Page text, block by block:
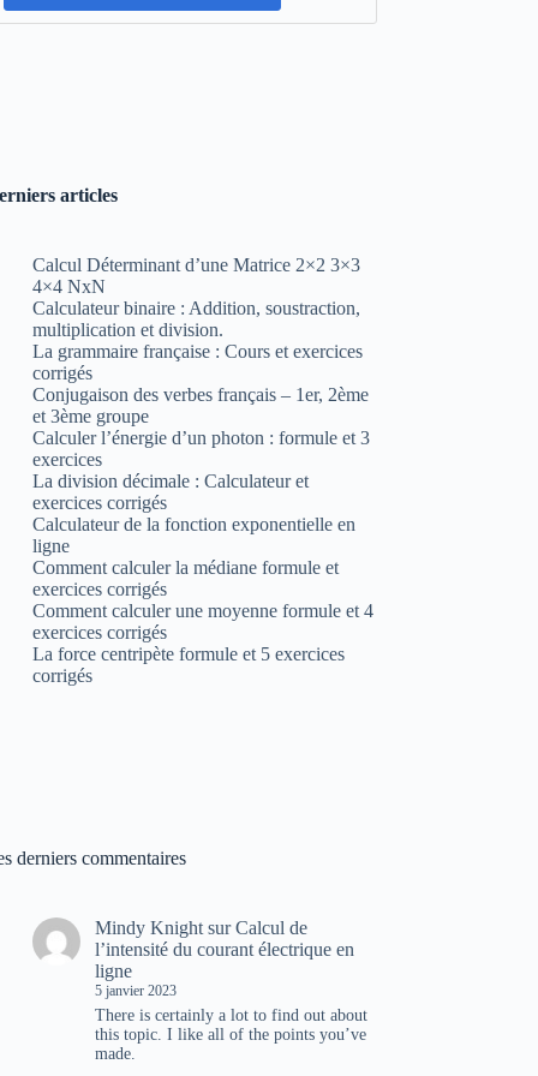
articles
Calcul Déterminant d’une Matrice 2×2 3×3
4×4 NxN
Calculateur binaire : Addition, soustraction,
multiplication et division.
La grammaire française : Cours et exercices
corrigés
Conjugaison des verbes français – 1er, 2ème
et 3ème groupe
Calculer l’énergie d’un photon : formule et 3
exercices
La division décimale : Calculateur et
exercices corrigés
Calculateur de la fonction exponentielle en
ligne
Comment calculer la médiane formule et
exercices corrigés
Comment calculer une moyenne formule et 4
exercices corrigés
La force centripète formule et 5 exercices
corrigés
derniers commentaires
Mindy Knight surCalcul de
l’intensité du courant électrique en
ligne
5 janvier 2023
There is certainly a lot to find out about
this topic. I like all of the points you’ve
made.